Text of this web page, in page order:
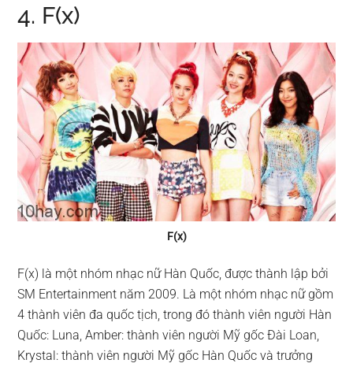
4. F(x)
F(x)
F(x) là một nhóm nhạc nữ Hàn Quốc, được thành lập bởi
SM Entertainment năm 2009. Là một nhóm nhạc nữ gồm
4 thành viên đa quốc tịch, trong đó thành viên người Hàn
Quốc: Luna, Amber: thành viên người Mỹ gốc Đài Loan,
Krystal: thành viên người Mỹ gốc Hàn Quốc và trưởng